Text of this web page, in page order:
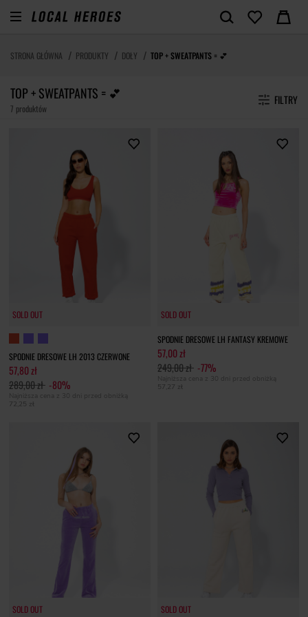
STRONA GŁÓWNA PRODUKTY DOŁY TOP + SWEATPANTS = 💕
TOP + SWEATPANTS = 💕
7 produktów
FILTRY
SOLD OUT
SPODNIE DRESOWE LH 2013 CZERWONE
57,80 zł
289,00 zł -80%
Najniższa cena z 30 dni przed obniżką
72,25 zł
SOLD OUT
SOLD OUT
SPODNIE DRESOWE LH FANTASY KREMOWE
57,00 zł
249,00 zł -77%
Najniższa cena z 30 dni przed obniżką
57,27 zł
SOLD OUT
SOLD OUT SOLD OUT